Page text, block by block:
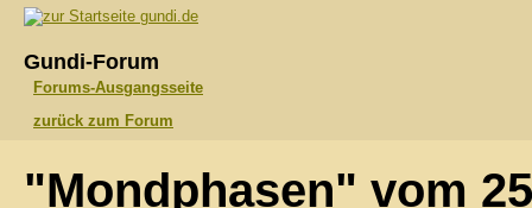
gundi.de
Gundi-Forum
Forums-Ausgangsseite
zurück zum Forum
"Mondphasen" vom